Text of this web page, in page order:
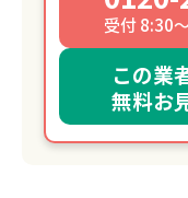
受付 8:30
この業
無料お